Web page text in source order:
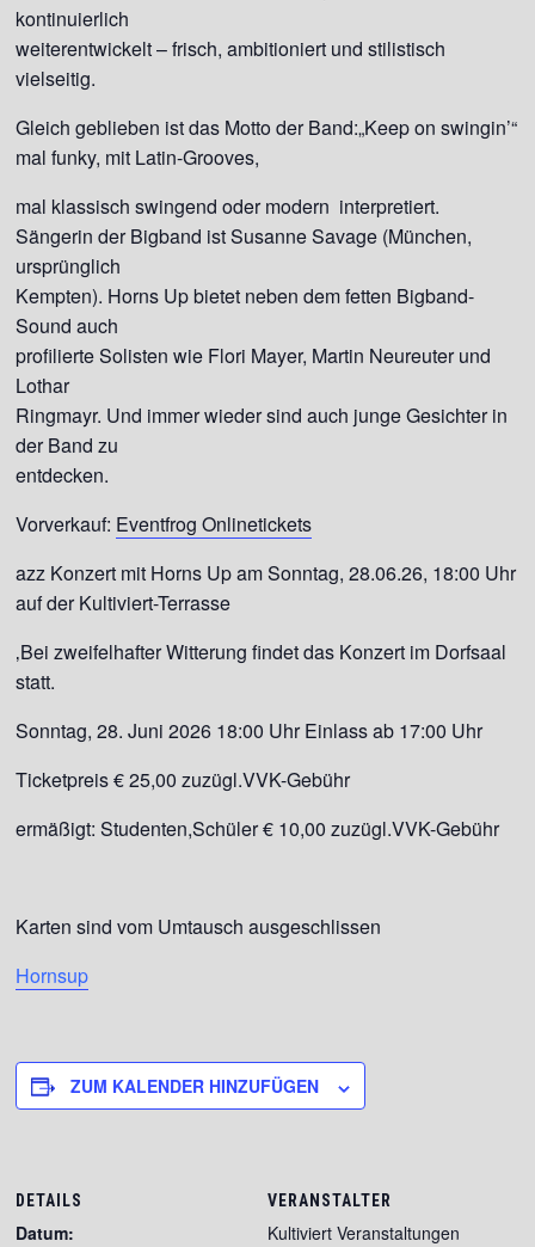
kontinuierlich
weiterentwickelt – frisch, ambitioniert und stilistisch
vielseitig.
Gleich geblieben ist das Motto der Band:„Keep on swingin’“
mal funky, mit Latin-Grooves,
mal klassisch swingend oder modern interpretiert.
Sängerin der Bigband ist Susanne Savage (München,
ursprünglich
Kempten). Horns Up bietet neben dem fetten Bigband-
Sound auch
profilierte Solisten wie Flori Mayer, Martin Neureuter und
Lothar
Ringmayr. Und immer wieder sind auch junge Gesichter in
der Band zu
entdecken.
Vorverkauf: Eventfrog Onlinetickets
azz Konzert mit Horns Up am Sonntag, 28.06.26, 18:00 Uhr
auf der Kultiviert-Terrasse
‚Bei zweifelhafter Witterung findet das Konzert im Dorfsaal
statt.
Sonntag, 28. Juni 2026 18:00 Uhr Einlass ab 17:00 Uhr
Ticketpreis € 25,00 zuzügl.VVK-Gebühr
ermäßigt: Studenten,Schüler € 10,00 zuzügl.VVK-Gebühr
Karten sind vom Umtausch ausgeschlissen
Hornsup
ZUM KALENDER HINZUFÜGEN
DETAILS
Datum:
VERANSTALTER
Kultiviert Veranstaltungen